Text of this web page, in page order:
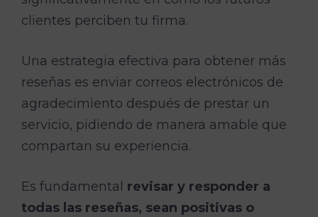
clientes perciben tu firma.
Una estrategia efectiva para obtener más
reseñas es enviar correos electrónicos de
agradecimiento después de prestar un
servicio, pidiendo de manera amable que
compartan su experiencia.
Es fundamental revisar y responder a
todas las reseñas, sean positivas o